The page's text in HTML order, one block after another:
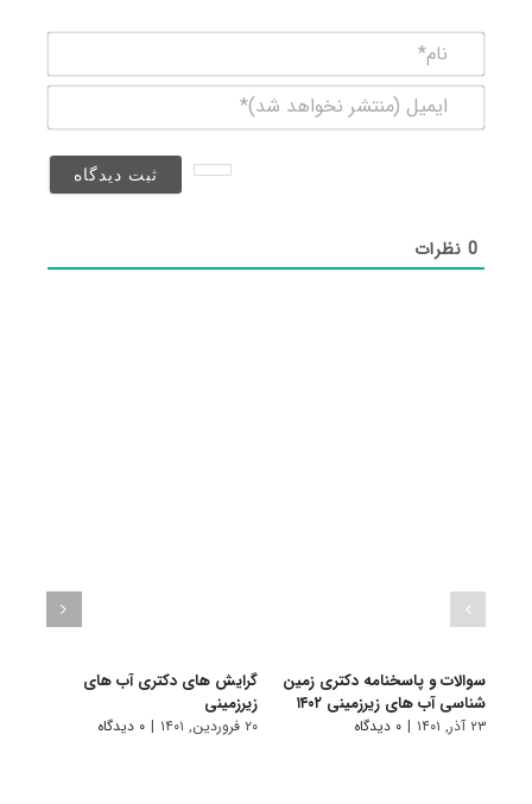
(منتشر
0نظرات
سوالات و پاسخنامه دکتری زمین
شناسی آب های زیرزمینی ۱۴۰۲
۲۳ آذر, ۱۴۰۱ | ۰ دیدگاه
گرایش های دکتری آب ﻫﺎی
زﻳﺮزمینی
۲۰ فروردین, ۱۴۰۱ | ۰ دیدگاه